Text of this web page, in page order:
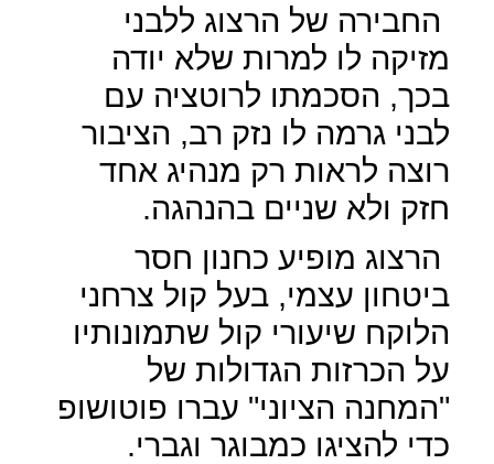
החבירה של הרצוג ללבני
מזיקה לו למרות שלא יודה
בכך, הסכמתו לרוטציה עם
לבני גרמה לו נזק רב, הציבור
רוצה לראות רק מנהיג אחד
חזק ולא שניים בהנהגה.
הרצוג מופיע כחנון חסר
ביטחון עצמי, בעל קול צרחני
הלוקח שיעורי קול שתמונותיו
על הכרזות הגדולות של
"המחנה הציוני" עברו פוטושופ
כדי להציגו כמבוגר וגברי.